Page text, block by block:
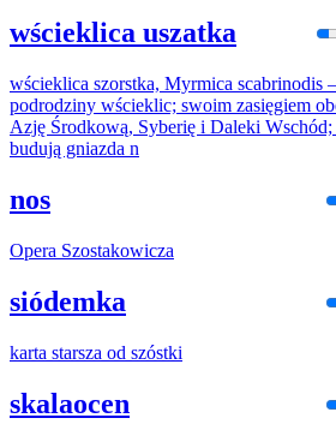
wścieklica uszatka
wścieklica szorstka, Myrmica scabrinodis
podrodziny wścieklic; swoim zasięgiem
Azję Środkową, Syberię i Daleki
budują gniazda n
nos
Opera Szostakowicza
siódemka
karta starsza od szóstki
skalaocen